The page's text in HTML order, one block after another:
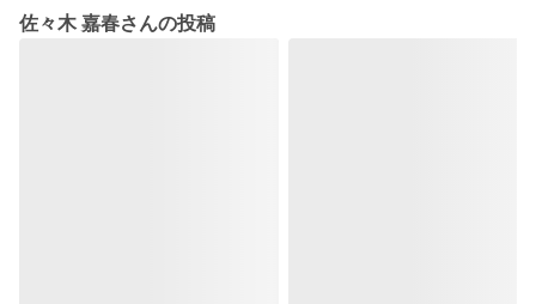
佐々木 嘉春さんの投稿